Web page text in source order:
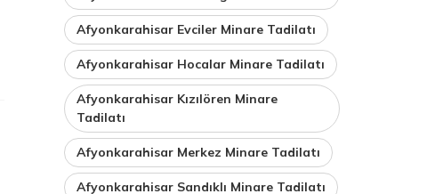
Afyonkarahisar Evciler Minare Tadilatı
Afyonkarahisar Hocalar Minare Tadilatı
Afyonkarahisar Kızılören Minare
Tadilatı
Afyonkarahisar Merkez Minare Tadilatı
Afyonkarahisar Sandıklı Minare Tadilatı